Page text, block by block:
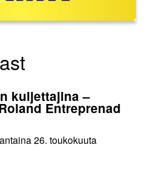
kuljettajina –
Entreprenad
26. toukokuuta